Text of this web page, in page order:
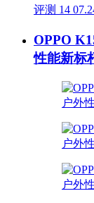
评测 14
OPPO
性能新标